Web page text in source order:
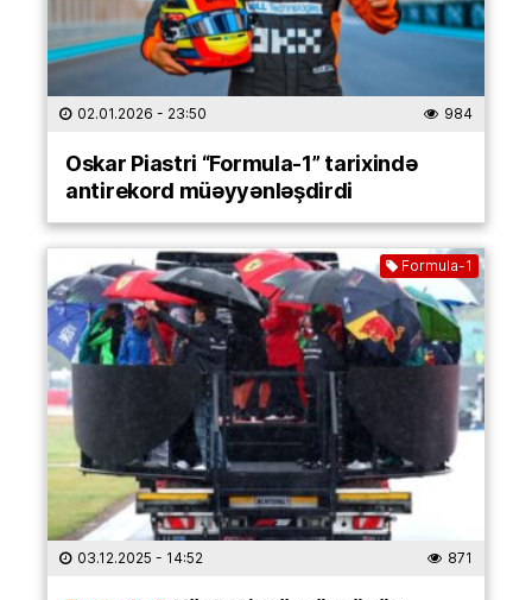
02.01.2026 - 23:50 984
Oskar Piastri “Formula-1” tarixində
antirekord müəyyənləşdirdi
Formula-1
03.12.2025 - 14:52 871